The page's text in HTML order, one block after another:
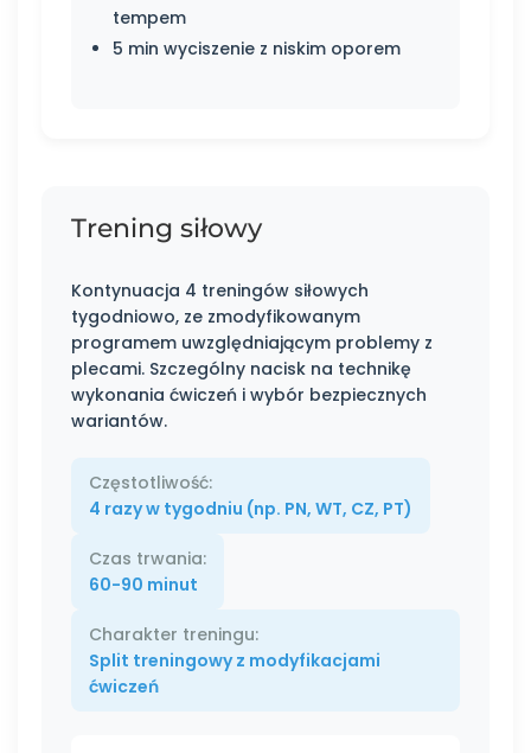
tempem
5 min wyciszenie z niskim oporem
Trening siłowy
Kontynuacja 4 treningów siłowych
tygodniowo, ze zmodyfikowanym
programem uwzględniającym problemy z
plecami. Szczególny nacisk na technikę
wykonania ćwiczeń i wybór bezpiecznych
wariantów.
Częstotliwość:
4 razy w tygodniu (np. PN, WT, CZ, PT)
Czas trwania:
60-90 minut
Charakter treningu:
Split treningowy z modyfikacjami
ćwiczeń